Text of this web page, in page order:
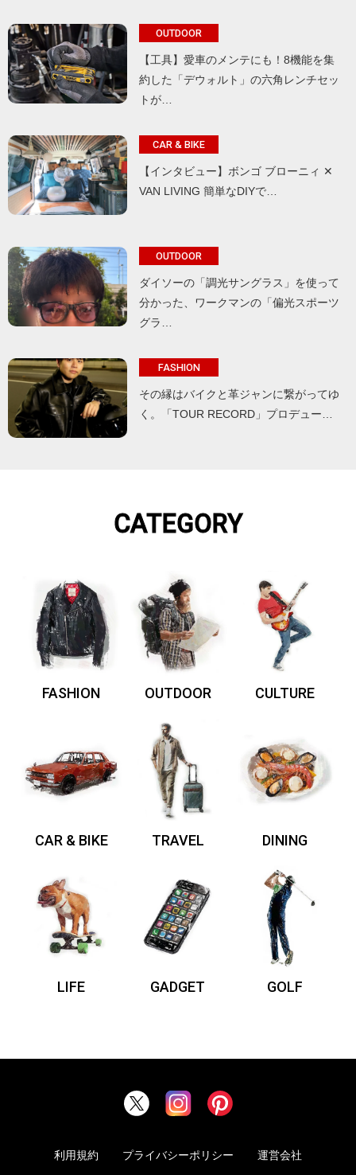
OUTDOOR
【工具】愛車のメンテにも！8機能を集
約した「デウォルト」の六角レンチセッ
トが…
CAR & BIKE
【インタビュー】ボンゴ ブローニィ ✕
VAN LIVING 簡単なDIYで…
OUTDOOR
ダイソーの「調光サングラス」を使って
分かった、ワークマンの「偏光スポーツ
グラ…
FASHION
その縁はバイクと革ジャンに繋がってゆ
く。「TOUR RECORD」プロデュー…
CATEGORY
FASHION OUTDOOR CULTURE
CAR & BIKE TRAVEL DINING
LIFE GADGET GOLF
利用規約 プライバシーポリシー 運営会社